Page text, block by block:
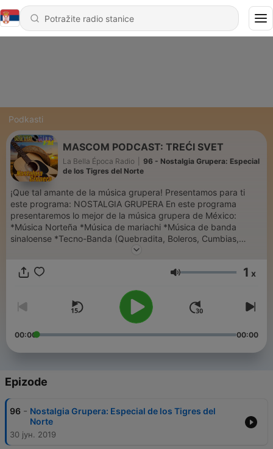
Podkasti
MASCOM PODCAST: TREĆI SVET
La Bella Época Radio
96 - Nostalgia Grupera: Especial
de los Tigres del Norte
¡Que tal amante de la música grupera! Presentamos para ti
este programa: NOSTALGIA GRUPERA En este programa
presentaremos lo mejor de la música grupera de México:
*Música Norteña *Música de mariachi *Música de banda
sinaloense *Tecno-Banda (Quebradita, Boleros, Cumbias,
Rancheras) *Pasito Duranguense *Cumbia *Etc.
90s, e incluso más allá. Toda la música que llegó para
programa. Retro Hits FM: ¡Impulsando tu legado musical!
Jačina zvuka 1 x
00:00 00:00
Epizode
96 - Nostalgia Grupera: Especial de los Tigres del
Norte
30 јун. 2019